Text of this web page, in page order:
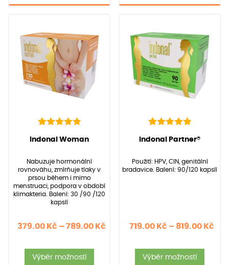
4.97
základě
hodnocení
zákazníků
(Hodnocení:88)
Indonal Woman
Nabuzuje hormonální
rovnováhu, zmírňuje tlaky v
prsou během i mimo
menstruaci, podpora v období
klimakteria. Balení: 30 /90 /120
kapslí
379.00 Kč – 789.00 KčRozpětí
379.00 Kč
Výběr možností
5.00
základě
hodnocení
zákazníků
(Hodnocení:40)
Indonal Partner®
Použití: HPV, CIN, genitální
bradavice. Balení: 90/120 kapslí
719.00 Kč – 819.00 Kč
Výběr možností